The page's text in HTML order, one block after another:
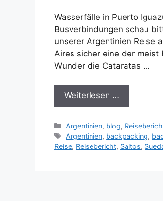
Wasserfälle in Puerto
Busverbindungen schau
unserer Argentinien Reise
Aires sicher eine der meist
Wunder die Cataratas …
Weiterlesen …
Kategorien
Argentinien, blog,
Schlagwörter
Argentinien, backpacking,
Reise, Reisebericht, Saltos,